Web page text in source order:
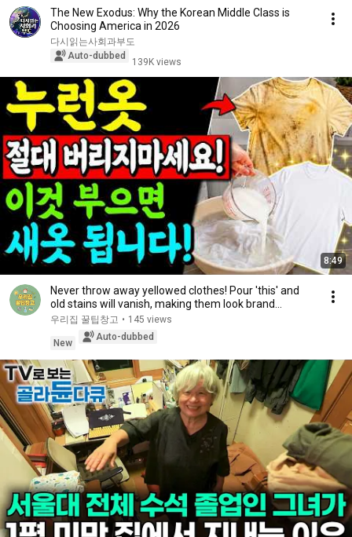
The New Exodus: Why the Korean Middle Class is
Choosing America in 2026
다시읽는사회과부도
Auto-dubbed
139K views
8:49
Never throw away yellowed clothes! Pour 'this' and
old stains will vanish, making them look brand...
우리집 꿀팁창고 • 145 views
New
Auto-dubbed